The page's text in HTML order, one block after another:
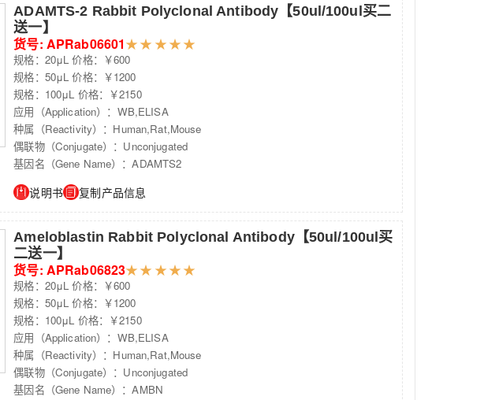
ADAMTS-2 Rabbit Polyclonal Antibody【50ul/100ul买二
送一】
货号: APRab06601★★ ★★★
规格：20μL 价格：￥600
规格：50μL 价格：￥1200
规格：100μL 价格：￥2150
应用（Application）：WB,ELISA
种属（Reactivity）：Human,Rat,Mouse
偶联物（Conjugate）：Unconjugated
基因名（Gene Name）：ADAMTS2
说明书 复制产品信息
Ameloblastin Rabbit Polyclonal Antibody【50ul/100ul买
二送一】
货号: APRab06823★★ ★★★
规格：20μL 价格：￥600
规格：50μL 价格：￥1200
规格：100μL 价格：￥2150
应用（Application）：WB,ELISA
种属（Reactivity）：Human,Rat,Mouse
偶联物（Conjugate）：Unconjugated
基因名（Gene Name）：AMBN